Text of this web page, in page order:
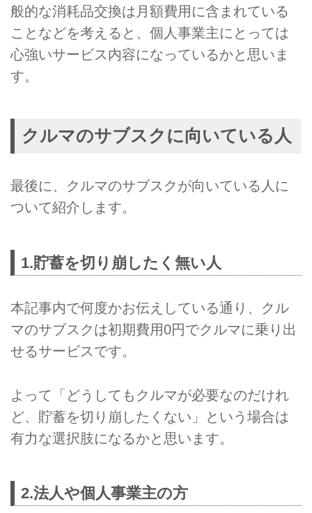
般的な消耗品交換は月額費用に含まれている
ことなどを考えると、個人事業主にとっては
心強いサービス内容になっているかと思いま
す。
クルマのサブスクに向いている人
最後に、クルマのサブスクが向いている人に
ついて紹介します。
1.貯蓄を切り崩したく無い人
本記事内で何度かお伝えしている通り、クル
マのサブスクは初期費用0円でクルマに乗り出
せるサービスです。
よって「どうしてもクルマが必要なのだけれ
ど、貯蓄を切り崩したくない」という場合は
有力な選択肢になるかと思います。
2.法人や個人事業主の方